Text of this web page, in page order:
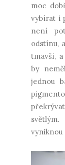
moc
vybírat i
není
odstínu,
tmavší,
by
jednou
vyniknou